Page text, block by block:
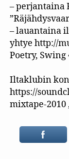
– perjantaina
– lauantaina
yhtye http://
Poetry, Swing
Iltaklubin
https://
mixtape-